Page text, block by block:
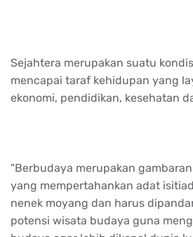
Sejahtera merupakan suatu
mencapai taraf kehidupan yang
ekonomi, pendidikan, kesehatan
"Berbudaya merupakan
yang mempertahankan adat
nenek moyang dan harus
potensi wisata budaya guna